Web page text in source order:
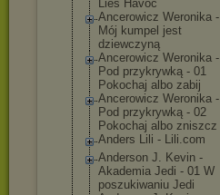
Lies Havoc
Ancerowicz Weronika -
Mój kumpel jest
dziewczyną
Ancerowicz Weronika -
Pod przykrywką - 01
Pokochaj albo zabij
Ancerowicz Weronika -
Pod przykrywką - 02
Pokochaj albo zniszcz
Anders Lili - Lili.com
Anderson J. Kevin -
Akademia Jedi - 01 W
poszukiwaniu Jedi